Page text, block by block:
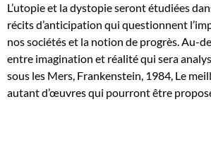
L’utopie et la dystopie seront étudiées
récits d’anticipation qui questionnent
nos sociétés et la notion de progrès. Au-
entre imagination et réalité qui sera
sous les Mers, Frankenstein, 1984, Le
autant d’œuvres qui pourront être